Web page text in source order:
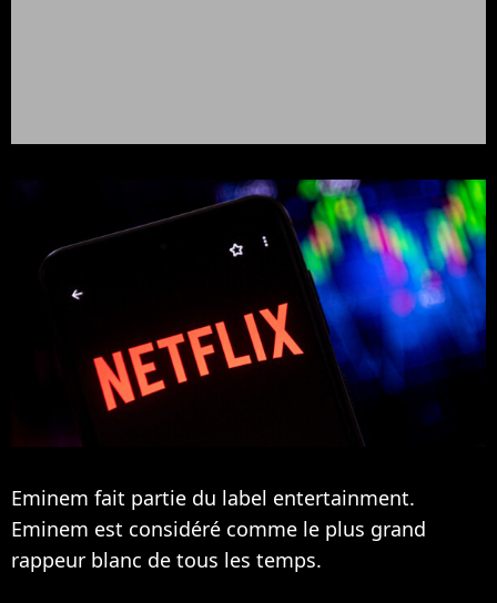
Eminem fait partie du label entertainment.
Eminem est considéré comme le plus grand
rappeur blanc de tous les temps.